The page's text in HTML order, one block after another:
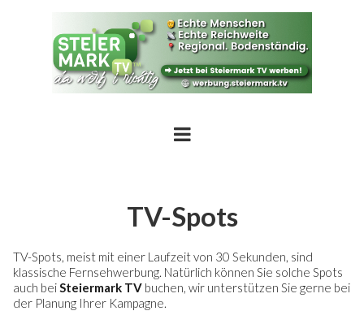
TV-Spots
TV-Spots, meist mit einer Laufzeit von 30 Sekunden, sind
klassische Fernsehwerbung. Natürlich können Sie solche Spots
auch beiSteiermark TV buchen, wir unterstützen Sie gerne bei
der Planung Ihrer Kampagne.